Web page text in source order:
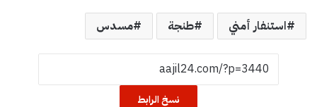
استنفار أمني طنجة مسدس
نسخ الرابط